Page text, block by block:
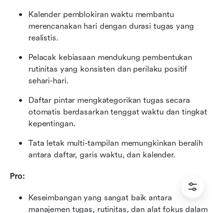
Kalender pemblokiran waktu membantu
merencanakan hari dengan durasi tugas yang
realistis.
Pelacak kebiasaan mendukung pembentukan
rutinitas yang konsisten dan perilaku positif
sehari-hari.
Daftar pintar mengkategorikan tugas secara
otomatis berdasarkan tenggat waktu dan tingkat
kepentingan.
Tata letak multi-tampilan memungkinkan beralih
antara daftar, garis waktu, dan kalender.
Pro:
Keseimbangan yang sangat baik antara
manajemen tugas, rutinitas, dan alat fokus dalam